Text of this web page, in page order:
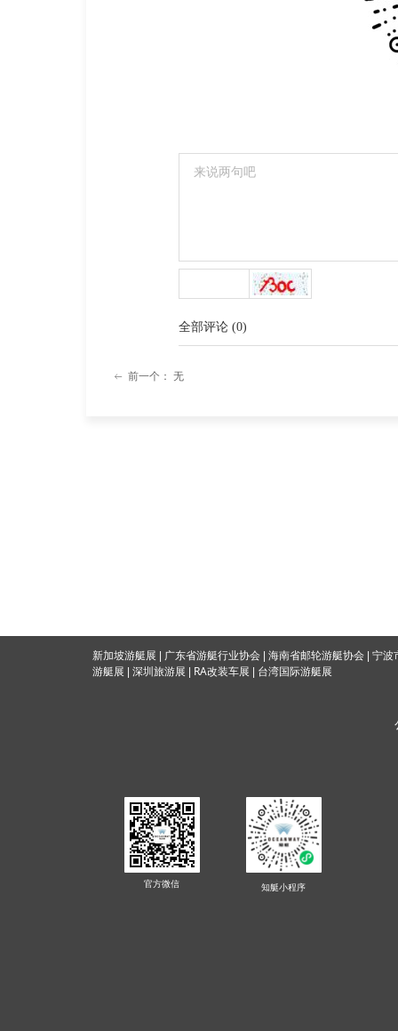
ꂃ 前一个： 无
全部评论 (0)
官方微信
新加坡游艇展 广东省游艇行业协会 海南省邮轮游艇协会
宁波
游艇展
深圳旅游展 RA改装车展 台湾国际游艇展
知艇小程序